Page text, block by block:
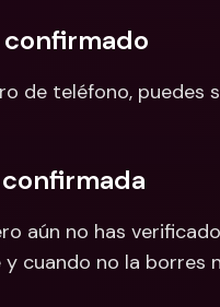
de teléfono, puedes
aún no has
cuando no la borres